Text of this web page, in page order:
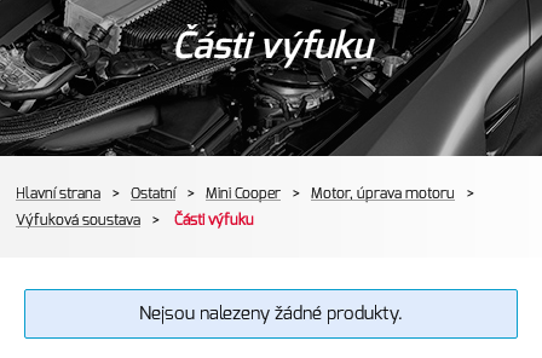
Části výfuku
Hlavní strana > Ostatní > Mini Cooper > Motor, úprava motoru
>
Výfuková soustava
> Části výfuku
Nejsou nalezeny žádné produkty.